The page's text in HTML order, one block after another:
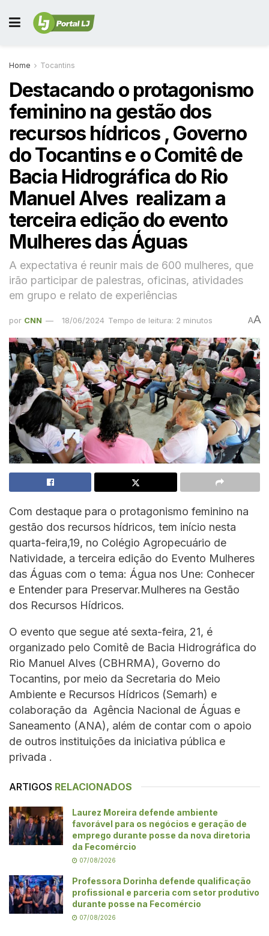
Home Tocantins
Destacando o protagonismo
feminino na gestão dos
recursos hídricos , Governo
do Tocantins e o Comitê de
Bacia Hidrográfica do Rio
Manuel Alves realizam a
terceira edição do evento
Mulheres das Águas
A expectativa é reunir mais de 600 mulheres, que
irão participar de palestras, oficinas, atividades
em grupo e relato de experiências
por CNN 18/06/2024 Tempo de leitura: 2 minutos AA
Com destaque para o protagonismo feminino na
gestão dos recursos hídricos, tem início nesta
quarta-feira,19, no Colégio Agropecuário de
Natividade, a terceira edição do Evento Mulheres
das Águas com o tema: Água nos Une: Conhecer
e Entender para Preservar.Mulheres na Gestão
dos Recursos Hídricos.
O evento que segue até sexta-feira, 21, é
organizado pelo Comitê de Bacia Hidrográfica do
Rio Manuel Alves (CBHRMA), Governo do
Tocantins, por meio da Secretaria do Meio
Ambiente e Recursos Hídricos (Semarh) e
colaboração da Agência Nacional de Águas e
Saneamento (ANA), além de contar com o apoio
de outros instituições da iniciativa pública e
privada .
ARTIGOS RELACIONADOS
Laurez Moreira defende ambiente
favorável para os negócios e geração de
emprego durante posse da nova diretoria
da Fecomércio
07/08/2026
Professora Dorinha defende qualificação
profissional e parceria com setor produtivo
durante posse na Fecomércio
07/08/2026